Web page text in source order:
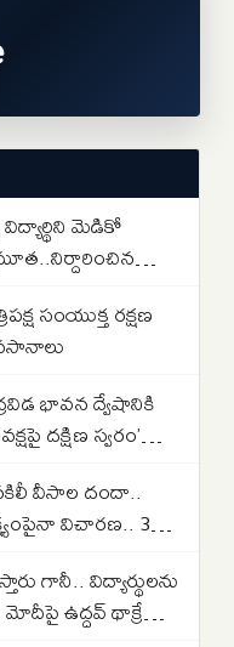
మెడికో
సంయుక్త రక్షణ
భావన ద్వేషానికి
దక్షిణ స్వరం’
వీసాల దందా..
విచారణ.. 39
గానీ.. విద్యార్థులను
ఉద్ధవ్ థాక్రే